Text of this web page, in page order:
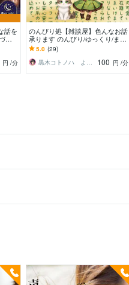
話を
ら
円 /分
のんびり処【雑談屋】色んなお話
承ります のんびり/ゆっくり/まっ
たり/ふんわり❀うち猫参加で大
吉！
5.0 (29)
黒木コトノハ よろづ相談承り〼
100 円 /分